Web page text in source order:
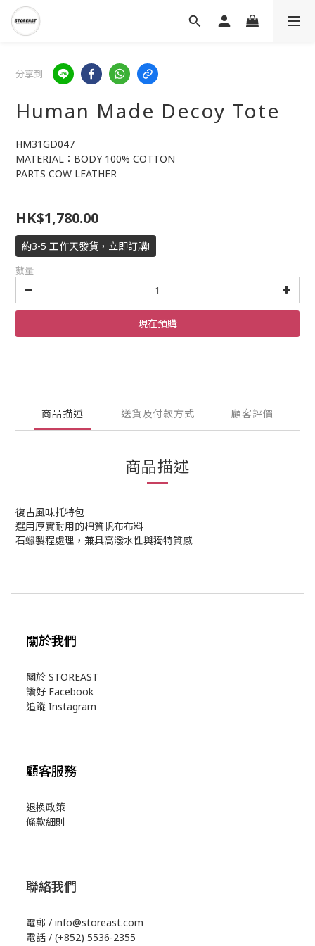
分享到
Human Made Decoy Tote
HM31GD047
MATERIAL：BODY 100% COTTON
PARTS COW LEATHER
HK$1,780.00
約3-5 工作天發貨，立即訂購!
數量
現在預購
商品描述 送貨及付款方式 顧客評價
商品描述
復古風味托特包
選用厚實耐用的棉質帆布布料
石蠟製程處理，兼具高潑水性與獨特質感
關於我們
關於 STOREAST
讚好 Facebook
追蹤 Instagram
顧客服務
退換政策
條款細則
聯絡我們
電郵 / info@storeast.com
電話 / (+852) 5536-2355